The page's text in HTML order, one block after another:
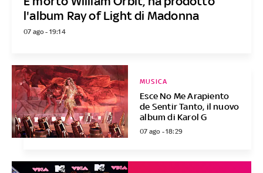
l'album Ray of Light di Madonna
07 ago - 19:14
Esce No Me Arapiento
de Sentir Tanto, il nuovo
album di Karol G
MUSICA
07 ago - 18:29